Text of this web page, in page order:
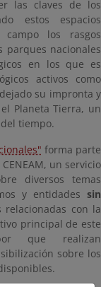
las claves de los
estos espacios
los rasgos
parques nacionales
en los que es
activos como
su impronta y
Planeta Tierra, un
tiempo.
forma parte
un servicio
diversos temas
y entidades sin
relacionadas con la
principal de este
que realizan
sobre los